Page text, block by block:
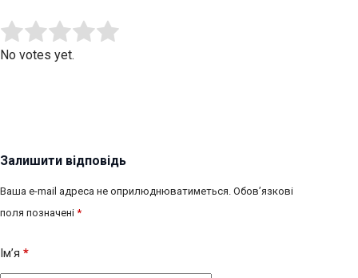
Rate this item:
No votes yet.
Залишити відповідь
Ваша e-mail адреса не оприлюднюватиметься. Обов’язкові
поля позначені *
Ім’я *